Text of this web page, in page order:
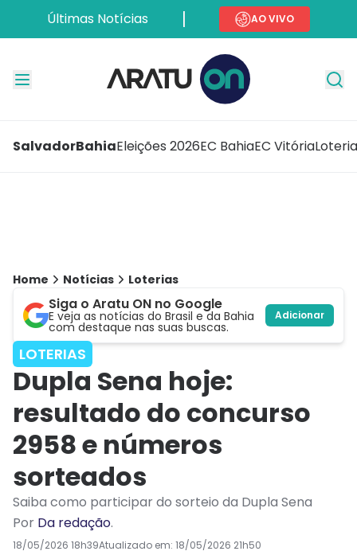
Últimas Notícias AO VIVO
SalvadorBahiaEleições 2026EC BahiaEC Vitória
Home Notícias Loterias
Siga o Aratu ON no Google
E veja as notícias do Brasil e da Bahia
com destaque nas suas buscas.
Adicionar
LOTERIAS
Dupla Sena hoje:
resultado do concurso
2958 e números
sorteados
Saiba como participar do sorteio da Dupla Sena
Por Da redação.
18/05/2026 18h39Atualizado em: 18/05/2026 21h50